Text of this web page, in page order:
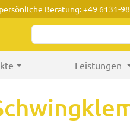
persönliche Beratung: +49 6131-
Leistungen